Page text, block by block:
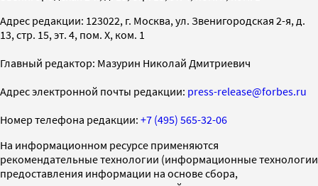
Адрес редакции: 123022, г. Москва, ул. Звенигородская 2-я, д.
13, стр. 15, эт. 4, пом. X, ком. 1
Главный редактор: Мазурин Николай Дмитриевич
Адрес электронной почты редакции: press-release@forbes.ru
Номер телефона редакции: +7 (495) 565-32-06
На информационном ресурсе применяются
рекомендательные технологии (информационные технологии
предоставления информации на основе сбора,